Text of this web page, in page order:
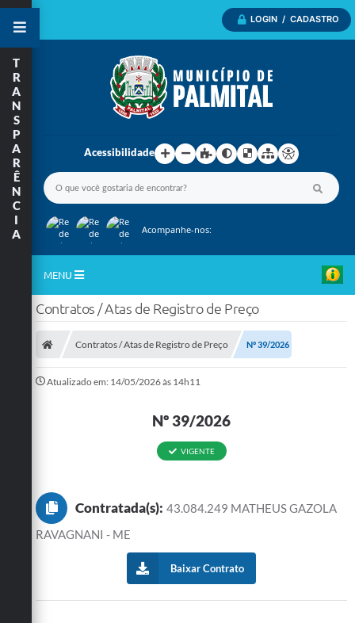
LOGIN / CADASTRO
Acessibilidade
Acompanhe-nos:
MENU
Inicio
A Nossa Cidade
T
R
A
N
S
P
A
R
Ê
N
C
I
A
Contratos / Atas de Registro de Preço
Contratos / Atas de Registro de Preço Nº 39/2026
Atualizado em: 14/05/2026 às 14h11
Nº 39/2026
VIGENTE
Contratada(s): 43.084.249 MATHEUS GAZOLA
RAVAGNANI - ME
Baixar Contrato